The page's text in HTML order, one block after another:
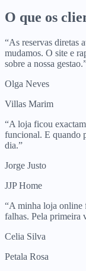
O que os
“As reservas diretas
mudamos. O site e
sobre a nossa gestao.
Olga Neves
Villas Marim
“A loja ficou
funcional. E quando
dia.”
Jorge Justo
JJP Home
“A minha loja online
falhas. Pela primeira
Celia Silva
Petala Rosa